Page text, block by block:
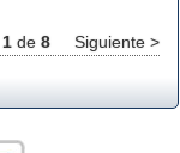
1 de 8 Siguiente >